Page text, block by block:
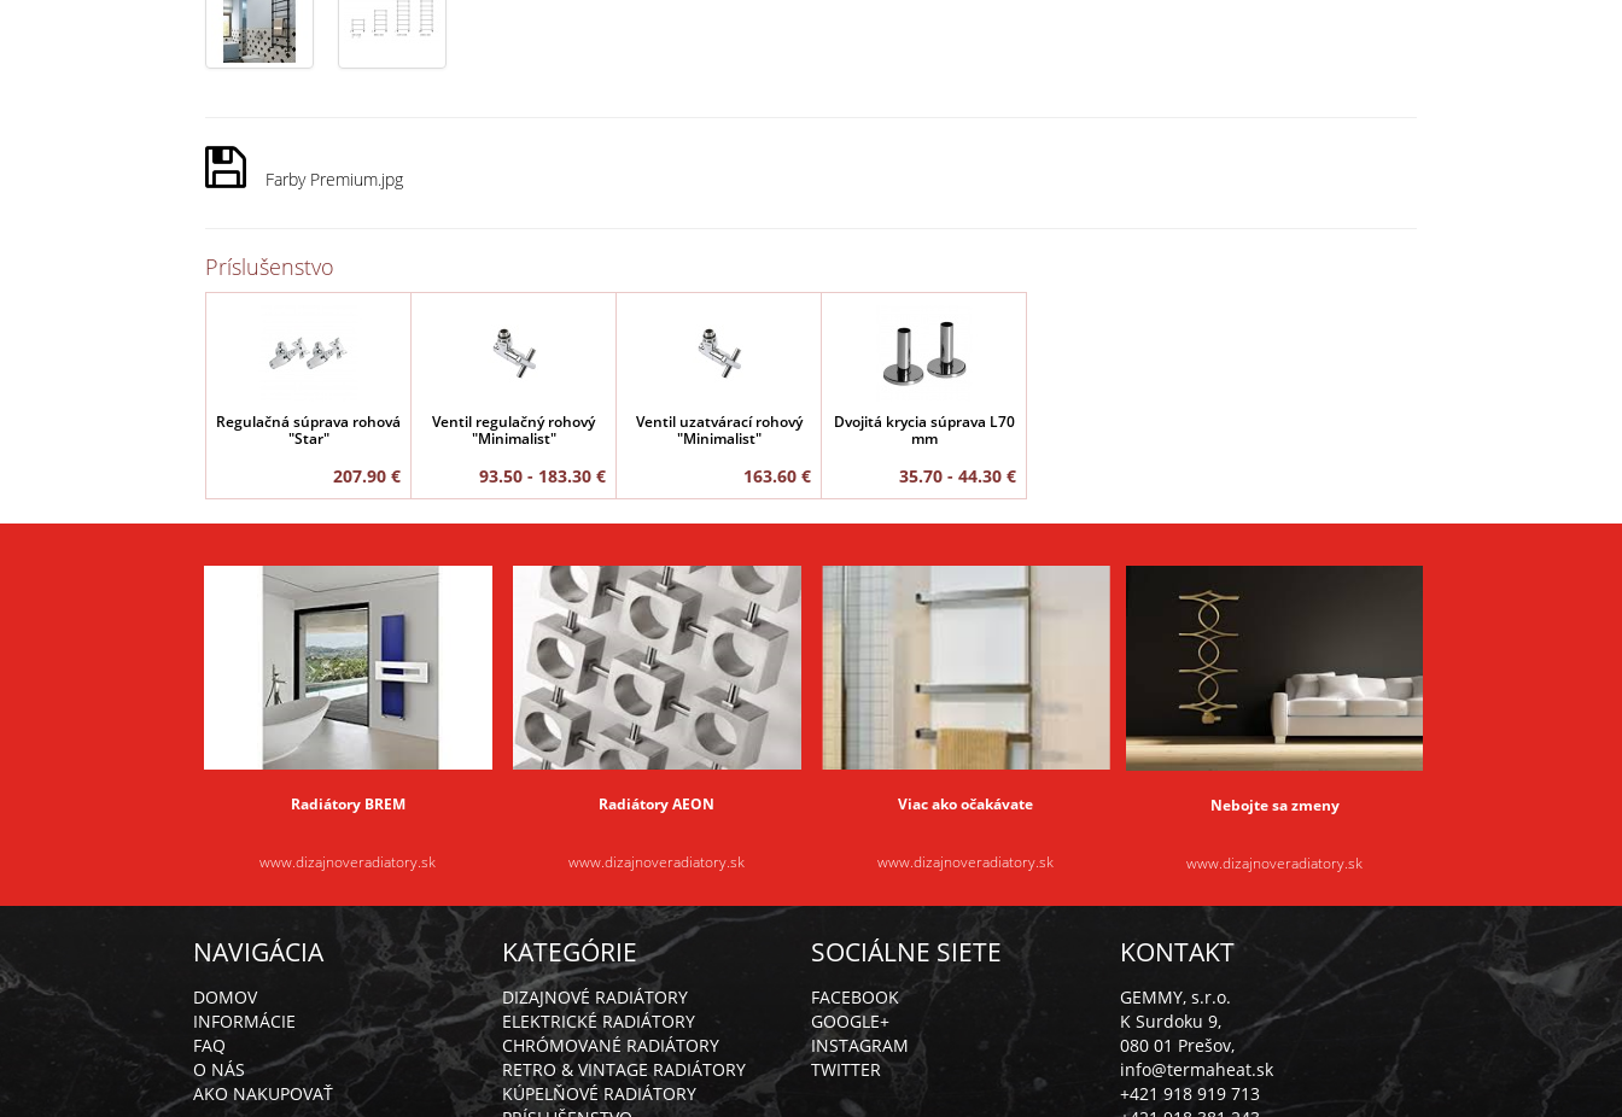
Farby Premium.jpg
Príslušenstvo
Regulačná súprava rohová
"Star"
207.90 €
Ventil regulačný rohový
"Minimalist"
93.50 - 183.30 €
Ventil uzatvárací rohový
"Minimalist"
163.60 €
Dvojitá krycia súprava L70
mm
35.70 - 44.30 €
Radiátory BREM
www.dizajnoveradiatory.sk
Radiátory AEON
www.dizajnoveradiatory.sk
Viac ako očakávate
www.dizajnoveradiatory.sk
Nebojte sa zmeny
www.dizajnoveradiatory.sk
NAVIGÁCIA
DOMOV
INFORMÁCIE
FAQ
O NÁS
AKO NAKUPOVAŤ
KATEGÓRIE
DIZAJNOVÉ RADIÁTORY
ELEKTRICKÉ RADIÁTORY
CHRÓMOVANÉ RADIÁTORY
RETRO & VINTAGE RADIÁTORY
KÚPELŇOVÉ RADIÁTORY
SOCIÁLNE SIETE
FACEBOOK
GOOGLE+
INSTAGRAM
TWITTER
KONTAKT
GEMMY, s.r.o.
K Surdoku 9,
080 01 Prešov,
info@termaheat.sk
+421 918 919 713